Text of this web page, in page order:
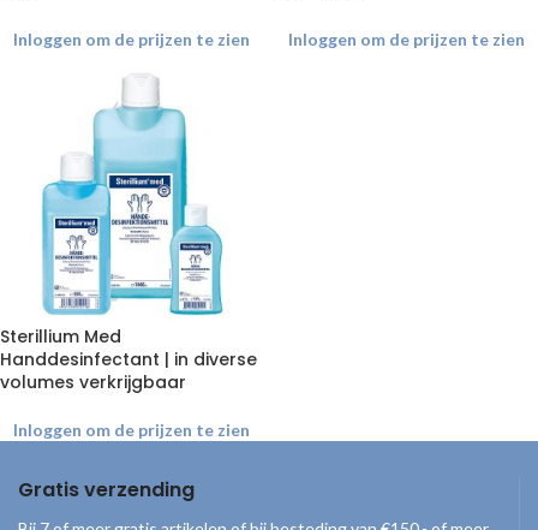
Inloggen om de prijzen te zien Inloggen om de prijzen te zien
Sterillium Med
Handdesinfectant | in diverse
volumes verkrijgbaar
Inloggen om de prijzen te zien
Gratis verzending